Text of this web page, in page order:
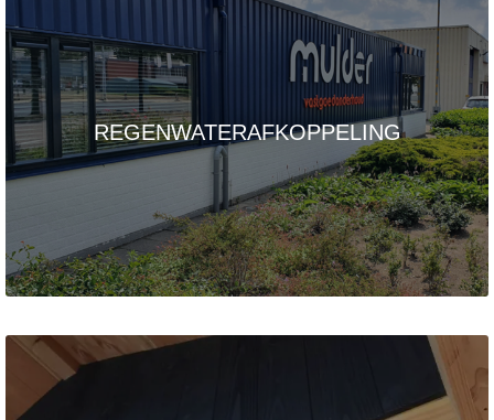
REGENWATERAFKOPPELING